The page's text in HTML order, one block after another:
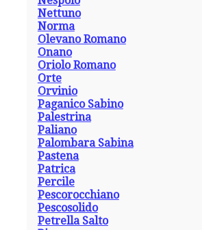
Nettuno
Norma
Olevano Romano
Onano
Oriolo Romano
Orte
Orvinio
Paganico Sabino
Palestrina
Paliano
Palombara Sabina
Pastena
Patrica
Percile
Pescorocchiano
Pescosolido
Petrella Salto